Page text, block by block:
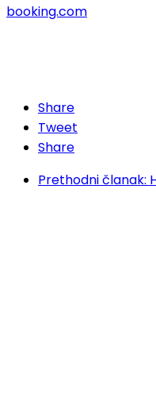
booking.com
Share
Tweet
Share
Prethodni članak: